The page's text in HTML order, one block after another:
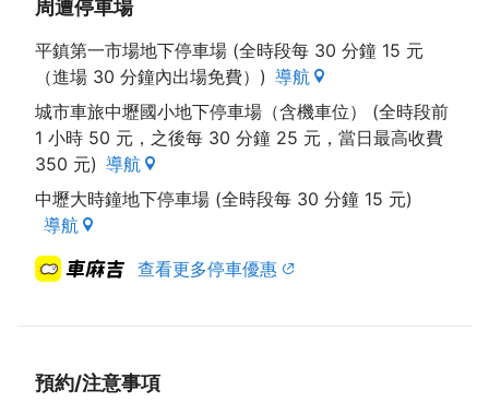
周遭停車場
平鎮第一市場地下停車場 (全時段每 30 分鐘 15 元
（進場 30 分鐘內出場免費）) 導航
城市車旅中壢國小地下停車場（含機車位） (全時段前
1 小時 50 元，之後每 30 分鐘 25 元，當日最高收費
350 元) 導航
中壢大時鐘地下停車場 (全時段每 30 分鐘 15 元)
導航
查看更多停車優惠
預約/注意事項